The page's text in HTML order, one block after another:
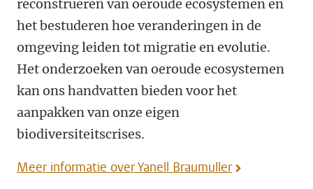
reconstrueren van oeroude ecosystemen en
het bestuderen hoe veranderingen in de
omgeving leiden tot migratie en evolutie.
Het onderzoeken van oeroude ecosystemen
kan ons handvatten bieden voor het
aanpakken van onze eigen
biodiversiteitscrises.
Meer informatie over Yanell Braumuller